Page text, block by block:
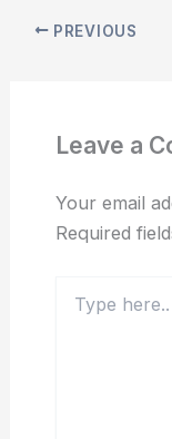
PREVIOUS
Leave a
Your email
Required
here..